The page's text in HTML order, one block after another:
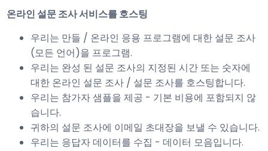
온라인 설문 조사 서비스를 호스팅
우리는 만들 / 온라인 응용 프로그램에 대한 설문 조사
(모든 언어)을 프로그램.
우리는 완성 된 설문 조사의 지정된 시간 또는 숫자에
대한 온라인 설문 조사 / 설문 조사를 호스팅합니다.
우리는 참가자 샘플을 제공 - 기본 비용에 포함되지 않
습니다.
귀하의 설문 조사에 이메일 초대장을 보낼 수 있습니다.
우리는 응답자 데이터를 수집 - 데이터 모음입니다.